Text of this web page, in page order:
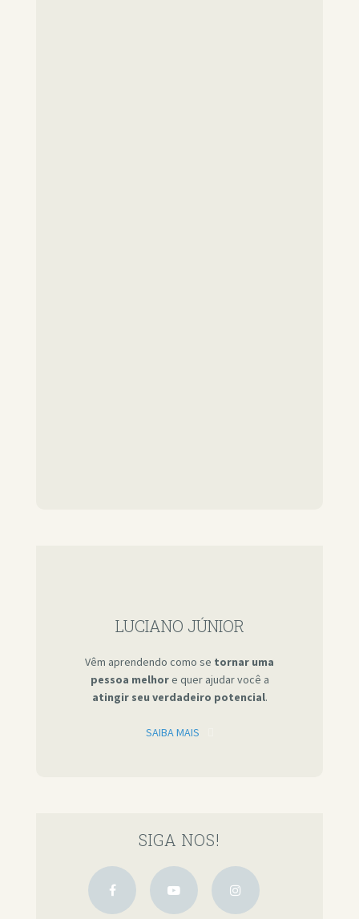
LUCIANO JÚNIOR
Vêm aprendendo como se tornar uma
pessoa melhore quer ajudar você a
atingir seu verdadeiro potencial.
SAIBA MAIS
SIGA NOS!